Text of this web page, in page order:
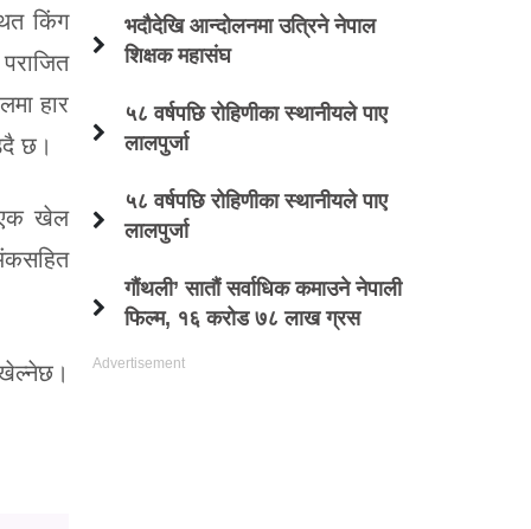
किंग
हार
छ।
एक खेल
भदौदेखि आन्दोलनमा उत्रिने नेपाल
शिक्षक महासंघ
५८ वर्षपछि रोहिणीका स्थानीयले पाए
लालपुर्जा
५८ वर्षपछि रोहिणीका स्थानीयले पाए
लालपुर्जा
गौंथली’ सातौं सर्वाधिक कमाउने नेपाली
फिल्म, १६ करोड ७८ लाख ग्रस